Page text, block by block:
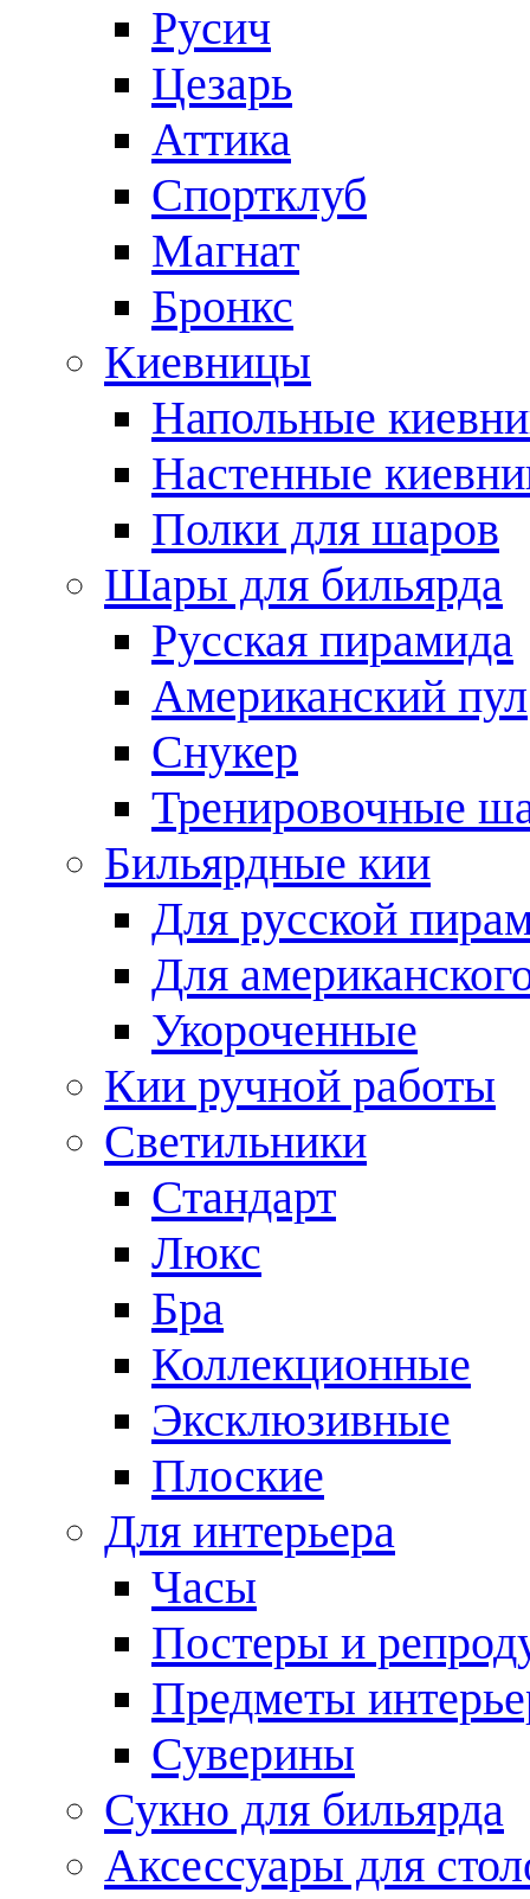
Русич
Цезарь
Аттика
Спортклуб
Магнат
Бронкс
Киевницы
Напольные
Настенные
Полки для шаров
Шары для бильярда
Русская пирамида
Американский пул
Снукер
Тренировочные
Бильярдные кии
Для русской
Для
Укороченные
Кии ручной работы
Светильники
Стандарт
Люкс
Бра
Коллекционные
Эксклюзивные
Плоские
Для интерьера
Часы
Постеры и
Предметы
Суверины
Сукно для бильярда
Аксессуары для